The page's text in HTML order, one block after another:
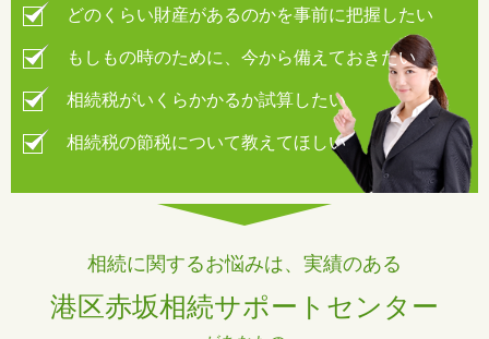
どのくらい財産があるのかを事前に把握したい
もしもの時のために、今から備えておきたい
相続税がいくらかかるか試算したい
相続税の節税について教えてほしい
相続に関するお悩みは、実績のある
港区赤坂相続サポートセンター